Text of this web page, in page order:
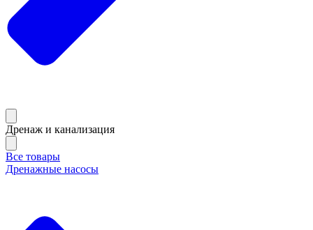
Дренаж и канализация
Все товары
Дренажные насосы